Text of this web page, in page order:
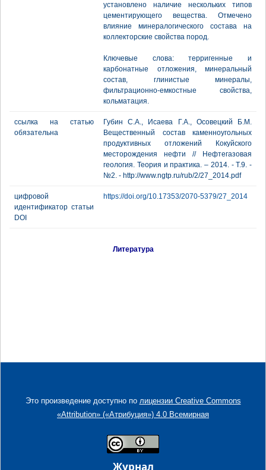
установлено наличие нескольких типов
цементирующего вещества. Отмечено
влияние минералогического состава на
коллекторские свойства пород.
Ключевые слова: терригенные и
карбонатные отложения, минеральный
состав, глинистые минералы,
фильтрационно-емкостные свойства,
кольматация.
ссылка на статью
обязательна
Губин С.А., Исаева Г.А., Осовецкий Б.М.
Вещественный состав каменноугольных
продуктивных отложений Кокуйского
месторождения нефти // Нефтегазовая
геология. Теория и практика. – 2014. - Т.9. -
№2. - http://www.ngtp.ru/rub/2/27_2014.pdf
цифровой
идентификатор статьи
DOI
https://doi.org/10.17353/2070-5379/27_2014
Литература
Это произведение доступно по лицензии Creative Commons
«Attribution» («Атрибуция») 4.0 Всемирная
Журнал